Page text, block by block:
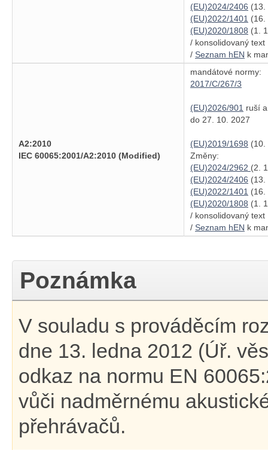
(EU)2024/2406 (13.
(EU)2022/1401 (16.
(EU)2020/1808 (1.
/ konsolidovaný
/ Seznam hEN k
A2:2010
IEC 60065:2001/A2:2010 (Modified)
mandátové normy:
2017/C/267/3
(EU)2026/901 ruší
do 27. 10. 2027
(EU)2019/1698 (10.
Změny:
(EU)2024/2962 (2.
(EU)2024/2406 (13.
(EU)2022/1401 (16.
(EU)2020/1808 (1.
/ konsolidovaný
/ Seznam hEN k
Poznámka
V souladu s prováděcím
dne 13. ledna 2012 (Úř.
odkaz na normu EN
vůči nadměrnému
přehrávačů.